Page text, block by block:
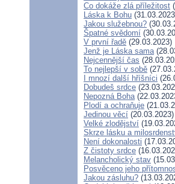
Co dokáže zlá příležitost
Láska k Bohu
Jakou služebnou?
Špatné svědomí
V první řadě (29.03.2023)
Jenž je Láska sama
Nejcennější čas
To nejlepší v sobě
I mnozí další hříšníci
Dobudeš srdce
Nepozná Boha
Plodí a ochraňuje
Jedinou věcí (20.03.2023)
Velké zlodějství
Skrze lásku a
Není dokonalosti
Z čistoty srdce
Melancholický stav
Posvěceno jeho
Jakou zásluhu?